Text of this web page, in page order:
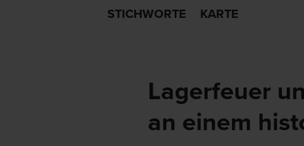
STICHWORTE KARTE
Lagerfeuer
an einem